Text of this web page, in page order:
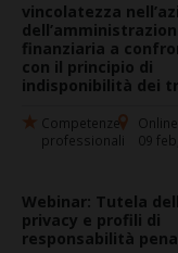
vincolatezza
finanziaria a
con il principio di
indisponibilità dei
Competenze
professionali
Online
09
Webinar: Tutela
privacy e profili di
responsabilità